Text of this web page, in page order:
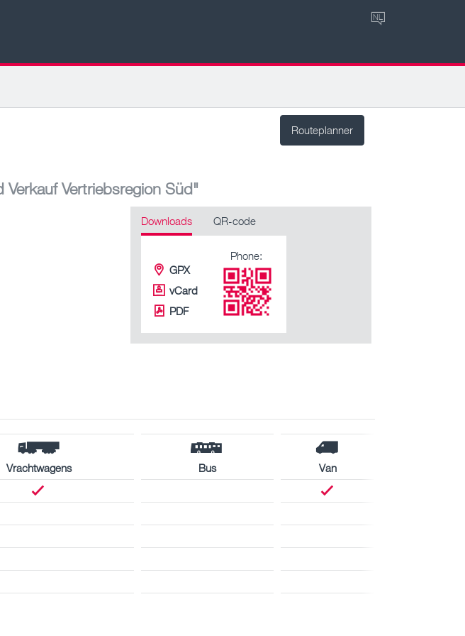
NL
Routeplanner
Vertriebsregion Süd"
Downloads QR-code
GPX
vCard
PDF
Phone:
Vrachtwagens Bus
Van